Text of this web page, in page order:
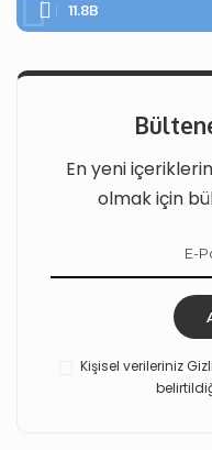
11.8B
En yeni
olmak için
Kişisel verileriniz